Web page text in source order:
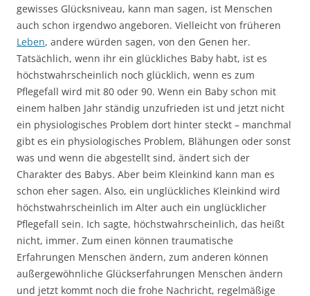
gewisses Glücksniveau, kann man sagen, ist Menschen
auch schon irgendwo angeboren. Vielleicht von früheren
Leben, andere würden sagen, von den Genen her.
Tatsächlich, wenn ihr ein glückliches Baby habt, ist es
höchstwahrscheinlich noch glücklich, wenn es zum
Pflegefall wird mit 80 oder 90. Wenn ein Baby schon mit
einem halben Jahr ständig unzufrieden ist und jetzt nicht
ein physiologisches Problem dort hinter steckt – manchmal
gibt es ein physiologisches Problem, Blähungen oder sonst
was und wenn die abgestellt sind, ändert sich der
Charakter des Babys. Aber beim Kleinkind kann man es
schon eher sagen. Also, ein unglückliches Kleinkind wird
höchstwahrscheinlich im Alter auch ein unglücklicher
Pflegefall sein. Ich sagte, höchstwahrscheinlich, das heißt
nicht, immer. Zum einen können traumatische
Erfahrungen Menschen ändern, zum anderen können
außergewöhnliche Glückserfahrungen Menschen ändern
und jetzt kommt noch die frohe Nachricht, regelmäßige